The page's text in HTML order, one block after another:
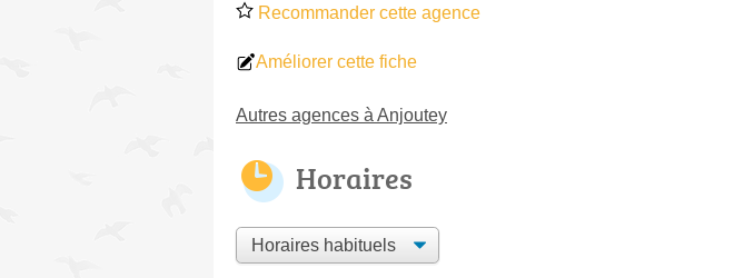
Recommander cette agence
Améliorer cette fiche
Autres agences à Anjoutey
Horaires